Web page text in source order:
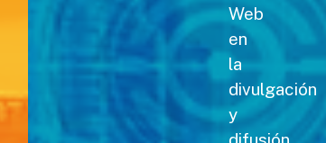
Web
en
la
divulgación
y